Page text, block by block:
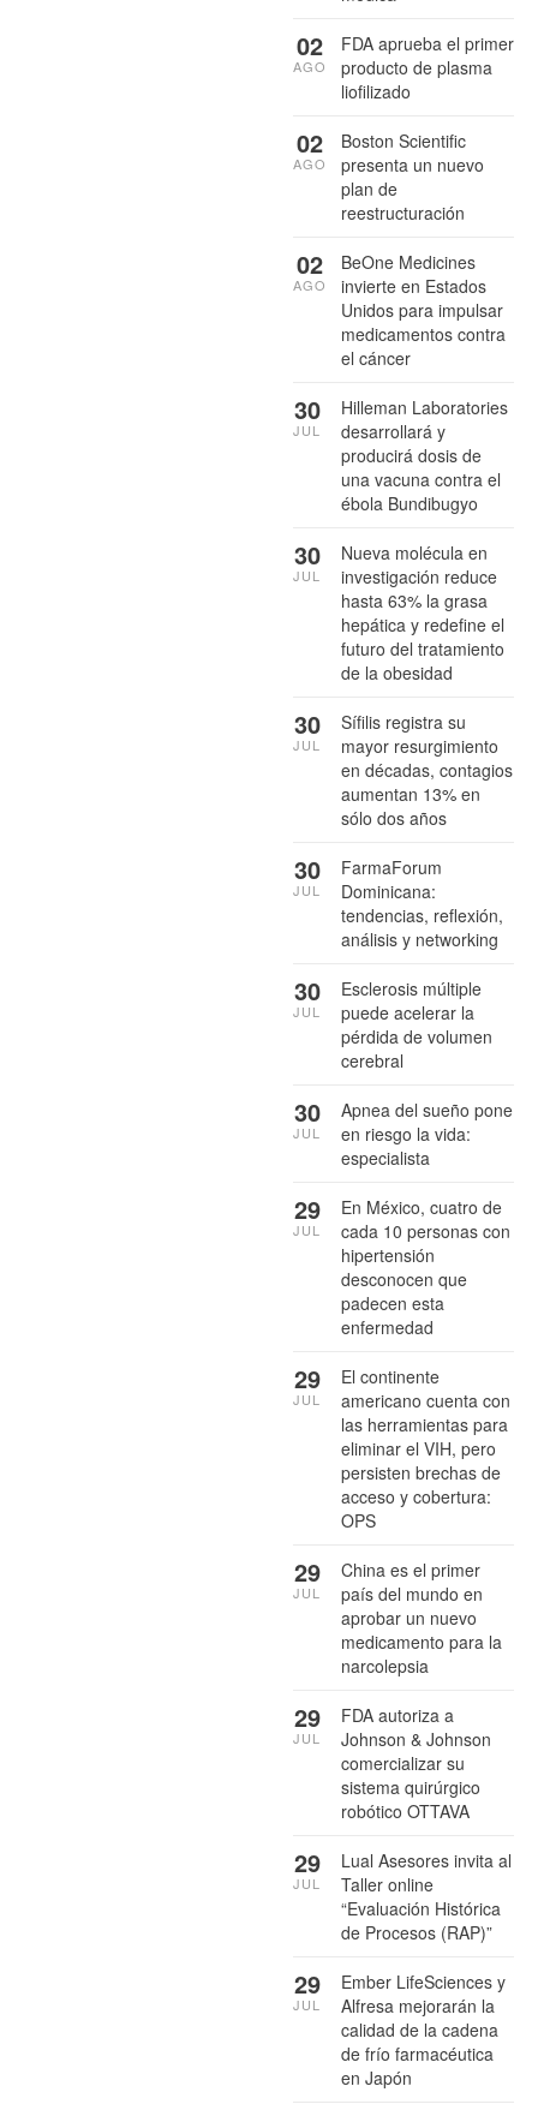
FDA aprueba el primer
producto de plasma
liofilizado
02
AGO
Boston Scientific
presenta un nuevo
plan de
reestructuración
02
AGO
BeOne Medicines
invierte en Estados
Unidos para impulsar
medicamentos contra
el cáncer
02
AGO
Hilleman Laboratories
desarrollará y
producirá dosis de
una vacuna contra el
ébola Bundibugyo
30
JUL
Nueva molécula en
investigación reduce
hasta 63% la grasa
hepática y redefine el
futuro del tratamiento
de la obesidad
30
JUL
Sífilis registra su
mayor resurgimiento
en décadas, contagios
aumentan 13% en
sólo dos años
30
JUL
FarmaForum
Dominicana:
tendencias, reflexión,
análisis y networking
30
JUL
Esclerosis múltiple
puede acelerar la
pérdida de volumen
cerebral
30
JUL
Apnea del sueño pone
en riesgo la vida:
especialista
30
JUL
En México, cuatro de
cada 10 personas con
hipertensión
desconocen que
padecen esta
enfermedad
29
JUL
El continente
americano cuenta con
las herramientas para
eliminar el VIH, pero
persisten brechas de
acceso y cobertura:
OPS
29
JUL
China es el primer
país del mundo en
aprobar un nuevo
medicamento para la
narcolepsia
29
JUL
FDA autoriza a
Johnson & Johnson
comercializar su
sistema quirúrgico
robótico OTTAVA
29
JUL
Lual Asesores invita al
Taller online
“Evaluación Histórica
de Procesos (RAP)”
29
JUL
Ember LifeSciences y
Alfresa mejorarán la
calidad de la cadena
de frío farmacéutica
en Japón
29
JUL